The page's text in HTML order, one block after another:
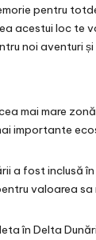
pentru
acestui loc te
noi aventuri
mai mare
importante
a fost inclusă
valoarea
în Delta